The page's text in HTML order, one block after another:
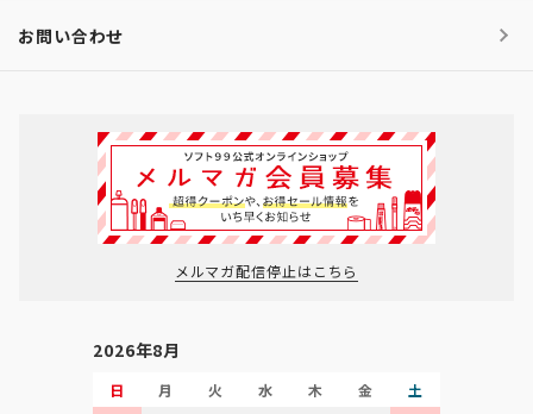
お問い合わせ
メルマガ配信停止はこちら
2026年8月
日 月 火 水 木 金
土